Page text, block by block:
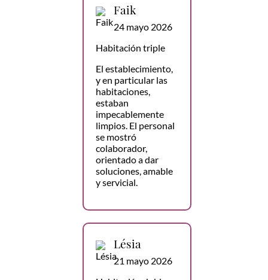
Faik
24 mayo 2026
Habitación triple
El establecimiento,
y en particular las
habitaciones,
estaban
impecablemente
limpios. El personal
se mostró
colaborador,
orientado a dar
soluciones, amable
y servicial.
Lésia
21 mayo 2026